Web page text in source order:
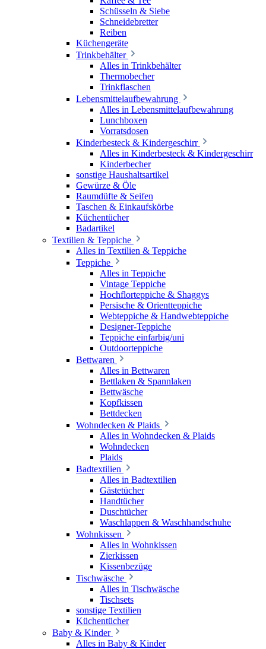
Schüsseln & Siebe
Schneidebretter
Reiben
Küchengeräte
Trinkbehälter
Alles in Trinkbehälter
Thermobecher
Trinkflaschen
Lebensmittelaufbewahrung
Alles in Lebensmittelaufbewahrung
Lunchboxen
Vorratsdosen
Kinderbesteck & Kindergeschirr
Alles in Kinderbesteck & Kindergeschirr
Kinderbecher
sonstige Haushaltsartikel
Gewürze & Öle
Raumdüfte & Seifen
Taschen & Einkaufskörbe
Küchentücher
Badartikel
Textilien & Teppiche
Alles in Textilien & Teppiche
Teppiche
Alles in Teppiche
Vintage Teppiche
Hochflorteppiche & Shaggys
Persische & Orientteppiche
Webteppiche & Handwebteppiche
Designer-Teppiche
Teppiche einfarbig/uni
Outdoorteppiche
Bettwaren
Alles in Bettwaren
Bettlaken & Spannlaken
Bettwäsche
Kopfkissen
Bettdecken
Wohndecken & Plaids
Alles in Wohndecken & Plaids
Wohndecken
Plaids
Badtextilien
Alles in Badtextilien
Gästetücher
Handtücher
Duschtücher
Waschlappen & Waschhandschuhe
Wohnkissen
Alles in Wohnkissen
Zierkissen
Kissenbezüge
Tischwäsche
Alles in Tischwäsche
Tischsets
sonstige Textilien
Küchentücher
Baby & Kinder
Alles in Baby & Kinder